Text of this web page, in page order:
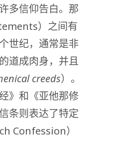
多信仰告白。那
）之间有
世纪，通常是非
道成肉身，并且
creeds）。
》和《亚他那修
条则表达了特定
Confession）